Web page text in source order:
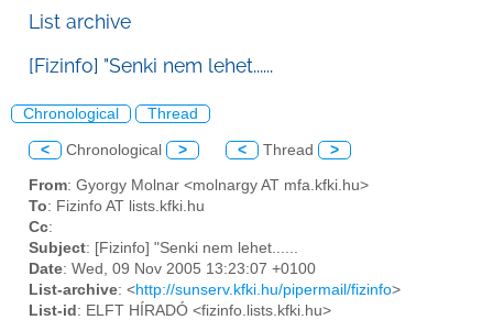
List archive
[Fizinfo] "Senki nem lehet......
Chronological Thread
< Chronological > < Thread >
From: Gyorgy Molnar <molnargy AT mfa.kfki.hu>
To: Fizinfo AT lists.kfki.hu
Cc:
Subject: [Fizinfo] "Senki nem lehet......
Date: Wed, 09 Nov 2005 13:23:07 +0100
List-archive: <http://sunserv.kfki.hu/pipermail/fizinfo>
List-id : ELFT HÍRADÓ <fizinfo.lists.kfki.hu>